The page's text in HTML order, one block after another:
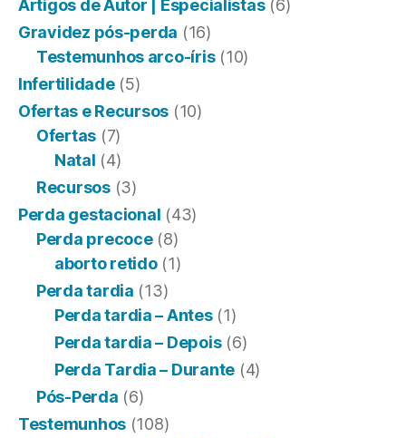
Artigos de Autor | Especialistas(6)
Gravidez pós-perda (16)
Testemunhos arco-íris(10)
Infertilidade(5)
Ofertas e Recursos (10)
Ofertas (7)
Natal (4)
Recursos(3)
Perda gestacional (43)
Perda precoce(8)
aborto retido(1)
Perda tardia (13)
Perda tardia – Antes(1)
Perda tardia – Depois(6)
Perda Tardia – Durante (4)
Pós-Perda (6)
Testemunhos (108)